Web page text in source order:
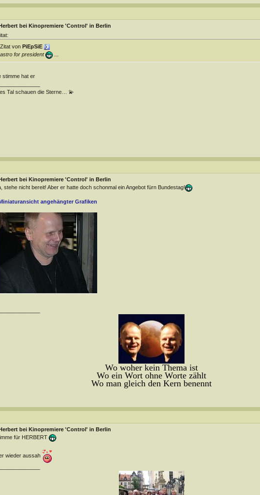
bei Kinopremiere 'Control' in Berlin
Zitat von PiEpSiE
astro for president
...
stimme hat er
Tal schauen die Sterne… 💫
bei Kinopremiere 'Control' in Berlin
stehe nicht bereit! Aber er hatte doch schonmal ein Angebot fürn Bundestag!
angehängter Grafiken
Wo woher kein Thema ist
Wo ein Wort ohne Worte zählt
Wo man gleich den Kern benennt
bei Kinopremiere 'Control' in Berlin
für HERBERT
wieder aussah